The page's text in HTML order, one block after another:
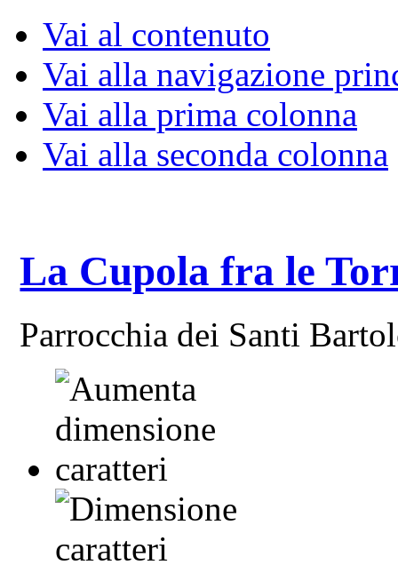
Vai al contenuto
Vai alla navigazione
Vai alla prima colonna
Vai alla seconda colonna
La Cupola fra le
Parrocchia dei Santi